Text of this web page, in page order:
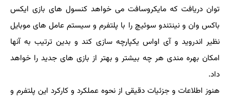
توان دریافت كه مایكروسافت می خواهد كنسول های بازی ایكس
باكس وان و نینتندو سوئیچ را با پلتفرم و سیستم عامل های موبایل
نظیر اندروید و آی اواس یكپارچه سازی كند و بدین ترتیب به آنها
امكان بهره مندی هر چه بیشتر و بهتر از بازی های جدید را خواهد
داد.
هنوز اطلاعات و جزئیات دقیقی از نحوه عملكرد و كاركرد این پلتفرم و